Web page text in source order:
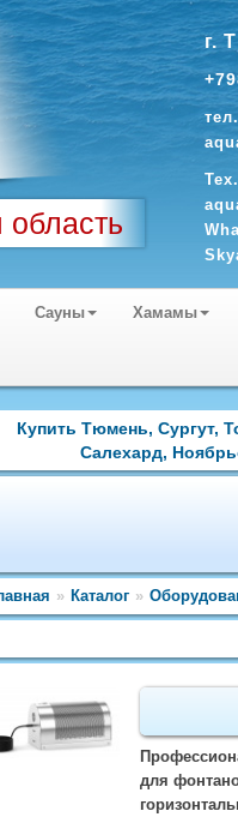
г.
Сауны Хамамы
Купить Тюмень, Сургут,
Салехард,
» Каталог »
для